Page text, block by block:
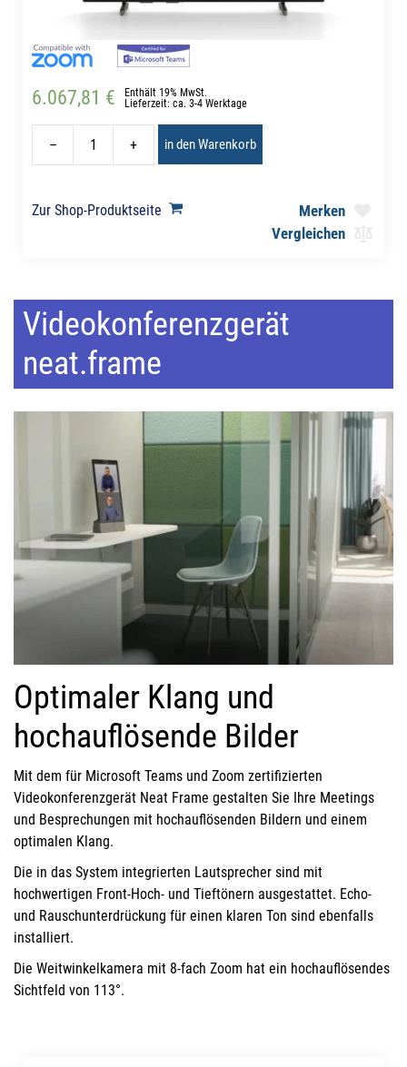
6.067,81 €
Enthält 19% MwSt.
Lieferzeit: ca. 3-4 Werktage
– + in den Warenkorb
Zur Shop-Produktseite
Merken
Vergleichen
Videokonferenzgerät
neat.frame
Optimaler Klang und
hochauflösende Bilder
Mit dem für Microsoft Teams und Zoom zertifizierten
Videokonferenzgerät Neat Frame gestalten Sie Ihre Meetings
und Besprechungen mit hochauflösenden Bildern und einem
optimalen Klang.
Die in das System integrierten Lautsprecher sind mit
hochwertigen Front-Hoch- und Tieftönern ausgestattet. Echo-
und Rauschunterdrückung für einen klaren Ton sind ebenfalls
installiert.
Die Weitwinkelkamera mit 8-fach Zoom hat ein hochauflösendes
Sichtfeld von 113°.